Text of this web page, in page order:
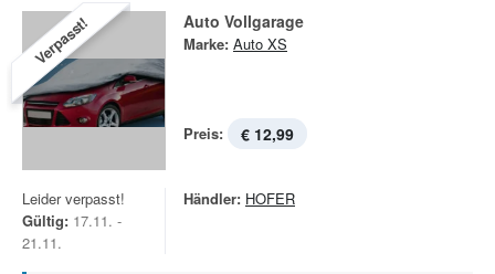
Verpasst! Auto Vollgarage
Marke: Auto XS
Preis: € 12,99
Leider verpasst!
Gültig: 17.11. -
21.11.
Händler: HOFER